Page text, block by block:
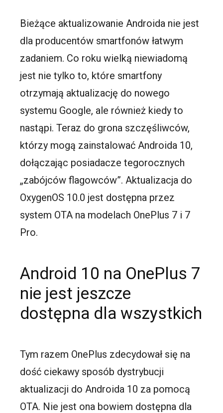
Bieżące aktualizowanie Androida nie jest
dla producentów smartfonów łatwym
zadaniem. Co roku wielką niewiadomą
jest nie tylko to, które smartfony
otrzymają aktualizację do nowego
systemu Google, ale również kiedy to
nastąpi. Teraz do grona szczęśliwców,
którzy mogą zainstalować Androida 10,
dołączając posiadacze tegorocznych
„zabójców flagowców”. Aktualizacja do
OxygenOS 10.0 jest dostępna przez
system OTA na modelach OnePlus 7 i 7
Pro.
Android 10 na OnePlus 7
nie jest jeszcze
dostępna dla wszystkich
Tym razem OnePlus zdecydował się na
dość ciekawy sposób dystrybucji
aktualizacji do Androida 10 za pomocą
OTA. Nie jest ona bowiem dostępna dla